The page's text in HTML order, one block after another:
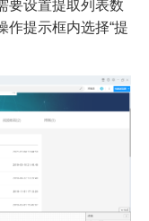
要设置提取列表数
作提示框内选择“提